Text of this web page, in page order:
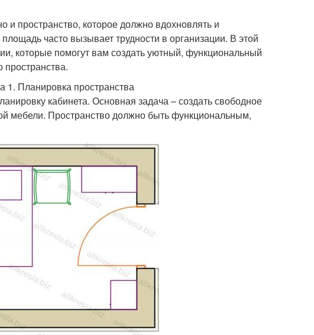
и пространство, которое должно вдохновлять и
часто вызывает трудности в организации. В этой
которые помогут вам создать уютный, функциональный
Планировка пространства
кабинета. Основная задача – создать свободное
мебели. Пространство должно быть функциональным,